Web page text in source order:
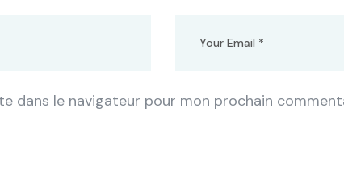
dans le navigateur pour mon prochain